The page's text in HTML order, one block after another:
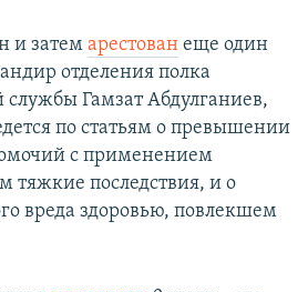
и затем арестован еще один
отделения полка
службы Гамзат Абдулганиев,
по статьям о превышении
с применением
тяжкие последствия, и о
вреда здоровью, повлекшем